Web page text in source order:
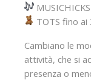
TOTS fino ai
Cambiano le
attività, che si
presenza o